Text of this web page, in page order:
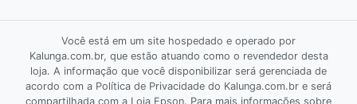
Você está em um site hospedado e operado por
Kalunga.com.br, que estão atuando como o revendedor desta
loja. A informação que você disponibilizar será gerenciada de
acordo com a Política de Privacidade do Kalunga.com.br e será
compartilhada com a Loja Epson. Para mais informações sobre